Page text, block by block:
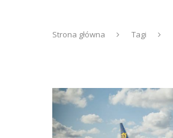
Strona główna Tagi